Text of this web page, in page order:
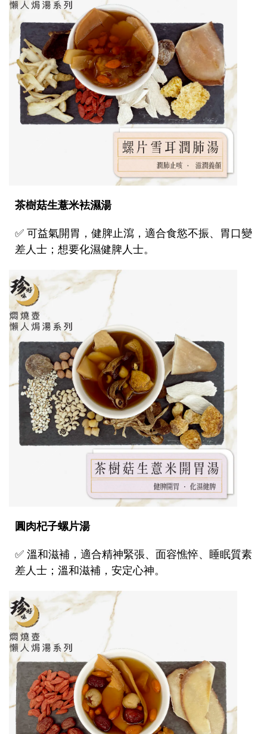
茶樹菇生薏米袪濕湯
✅ 可益氣開胃，健脾止瀉，適合食慾不振、胃口變
差人士；想要化濕健脾人士。
圓肉杞子螺片湯
✅ 溫和滋補，適合精神緊張、面容憔悴、睡眠質素
差人士；溫和滋補，安定心神。